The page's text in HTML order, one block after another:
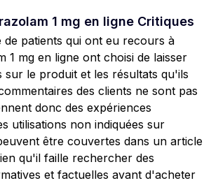
1 mg en ligne Critiques
patients qui ont eu recours à
1 mg en ligne ont choisi de laisser
sur le produit et les résultats qu'ils
des clients ne sont pas
donc des expériences
utilisations non indiquées sur
être couvertes dans un article
qu'il faille rechercher des
et factuelles avant d'acheter